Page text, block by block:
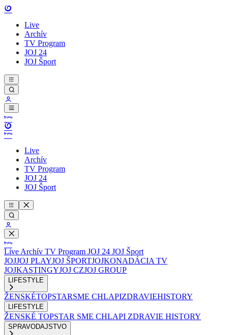
Live
Archív
TV Program
JOJ 24
JOJ Šport
Live
Archív
TV Program
JOJ 24
JOJ Šport
Live Archív TV Program JOJ 24 JOJ Šport
JOJJOJ PLAYJOJ ŠPORTJOJKONADÁCIA TV
JOJKASTINGYJOJ CZJOJ GROUP
LIFESTYLE
ŽENSKÉTOPSTARSME CHLAPIZDRAVIEHISTORY
LIFESTYLE
ŽENSKÉ TOPSTAR SME CHLAPI ZDRAVIE HISTORY
SPRAVODAJSTVO